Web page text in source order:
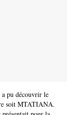
pu découvrir le
soit MTATIANA.